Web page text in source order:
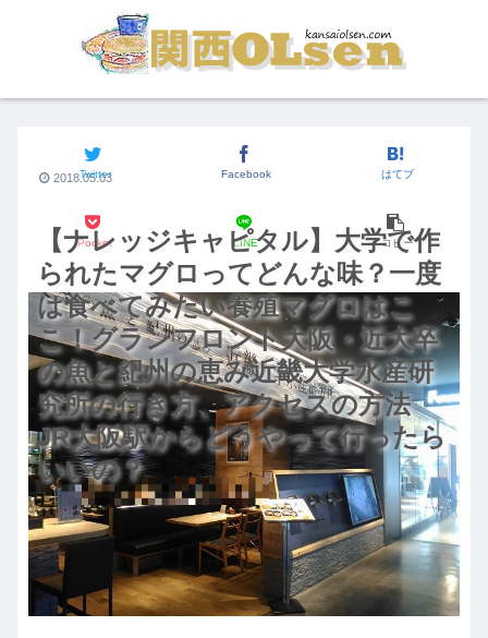
【ナレッジキャピタル】大学で作
られたマグロってどんな味？一度
は食べてみたい養殖マグロはこ
こ！グランフロント大阪・近大卒
の魚と紀州の恵み近畿大学水産研
究所の行き方、アクセスの方法
JR大阪駅からどうやって行ったら
いいの？
Twitter Facebook はてブ
Pocket LINE コピー
2018.05.03